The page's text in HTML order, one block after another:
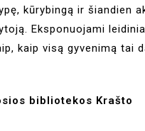
kūrybingą ir šiandien
Eksponuojami
kaip visą gyvenimą tai
bibliotekos Krašto